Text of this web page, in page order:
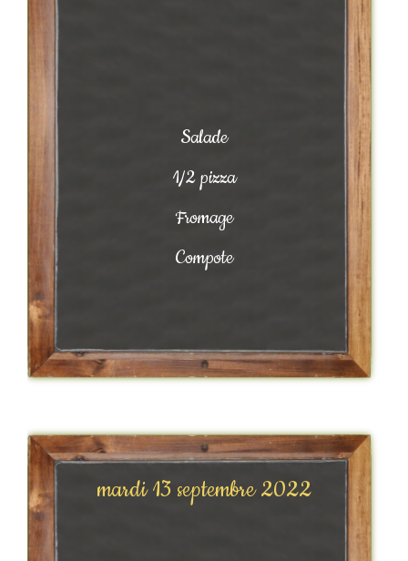
Salade
1/2 pizza
Fromage
Compote
mardi 13 septembre 2022